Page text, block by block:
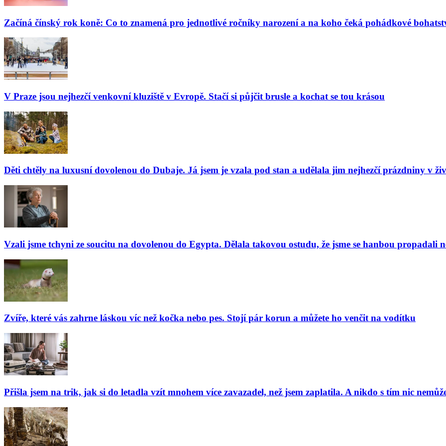
Začíná čínský rok koně: Co to znamená pro jednotlivé ročníky narození a na koho čeká pohádkové
V Praze jsou nejhezčí venkovní kluziště v Evropě. Stačí si půjčit brusle a kochat se tou krásou
Děti chtěly na luxusní dovolenou do Dubaje. Já jsem je vzala pod stan a udělala jim nejhezčí prázdniny v
Vzali jsme tchyni ze soucitu na dovolenou do Egypta. Dělala takovou ostudu, že jsme se hanbou propadali
Zvíře, které vás zahrne láskou víc než kočka nebo pes. Stojí pár korun a můžete ho venčit na vodítku
Přišla jsem na trik, jak si do letadla vzít mnohem více zavazadel, než jsem zaplatila. A nikdo s tím nic